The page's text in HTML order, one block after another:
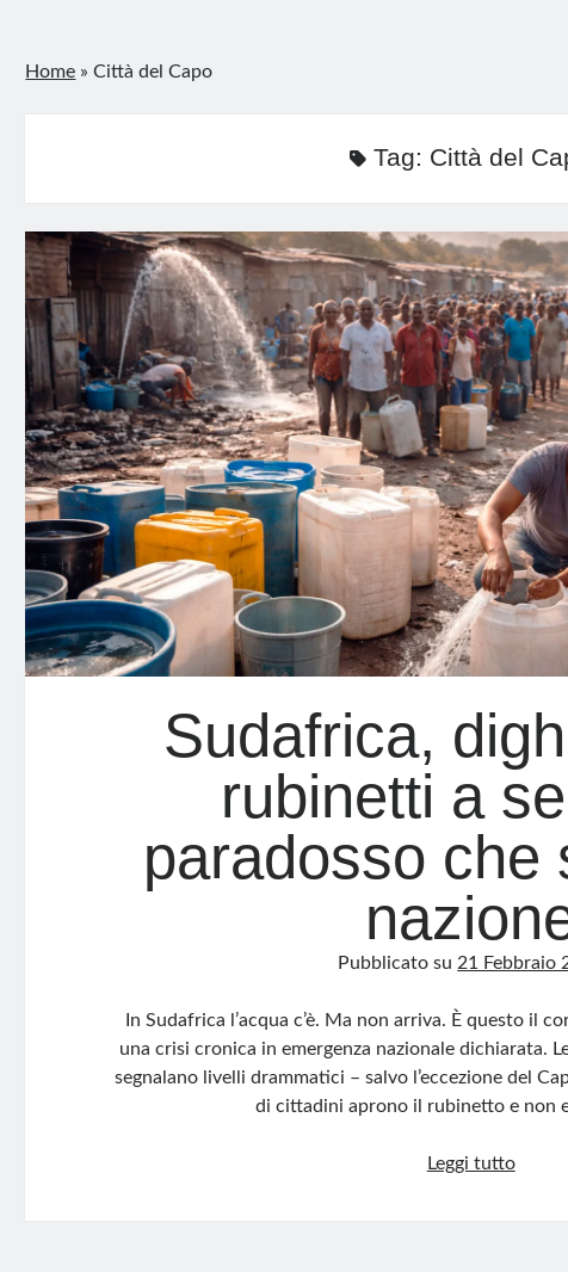
Home »Città del Capo
Tag: Città del
Sudafrica,
rubinetti a
paradosso che
Pubblicato su21 Febbraio
In Sudafrica l’acqua c’è. Ma non arriva. È questo il
una crisi cronica in emergenza nazionale dichiarata.
segnalano livelli drammatici – salvo l’eccezione del
di cittadini aprono il rubinetto e non
Leggi tutto